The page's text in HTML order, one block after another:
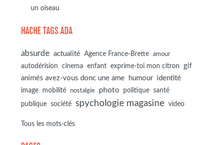
un oiseau
HACHE TAGS ADA
absurde actualité Agence France-Brette amour
autodérision cinema enfant exprime-toi mon citron
gif
animés avez-vous donc une ame
humour identité
image mobilité nostalgie photo politique
santé
publique
société spychologie magasine video
Tous les mots-clés